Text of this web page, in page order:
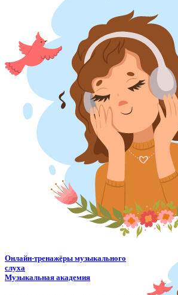
Онлайн-тренажёры музыкального
слуха
Музыкальная академия